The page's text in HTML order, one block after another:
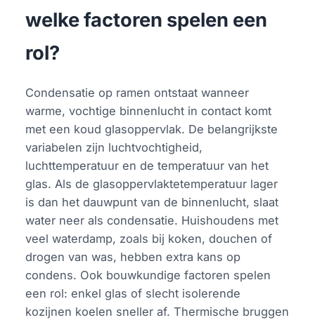
welke factoren spelen een
rol?
Condensatie op ramen ontstaat wanneer
warme, vochtige binnenlucht in contact komt
met een koud glasoppervlak. De belangrijkste
variabelen zijn luchtvochtigheid,
luchttemperatuur en de temperatuur van het
glas. Als de glasoppervlaktetemperatuur lager
is dan het dauwpunt van de binnenlucht, slaat
water neer als condensatie. Huishoudens met
veel waterdamp, zoals bij koken, douchen of
drogen van was, hebben extra kans op
condens. Ook bouwkundige factoren spelen
een rol: enkel glas of slecht isolerende
kozijnen koelen sneller af. Thermische bruggen